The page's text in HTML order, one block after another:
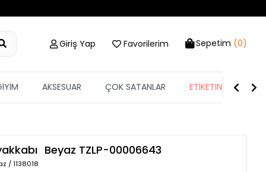
Giriş Yap Favorilerim Sepetim (0)
AKSESUAR ÇOK SATANLAR ETİKETİN YARISI
Beyaz TZLP-00006643
/ 1138018